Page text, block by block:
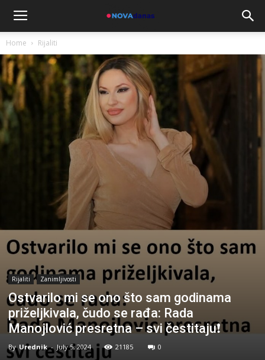
Home Rijaliti
Rijaliti Zanimljivosti
Ostvarilo mi se ono što sam godinama
priželjkivala, čudo se rađa: Rada
Manojlović presretna – svi čestitaju❗️
By Urednik - July 5, 2024 21185 0